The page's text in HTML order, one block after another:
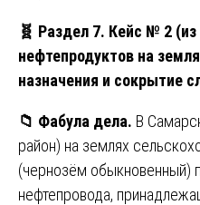
🧬 Раздел 7. Кейс № 2 (из
нефтепродуктов на
назначения и сокрытие
📁 Фабула дела. В
район) на землях
(чернозём обыкновенный)
нефтепровода,